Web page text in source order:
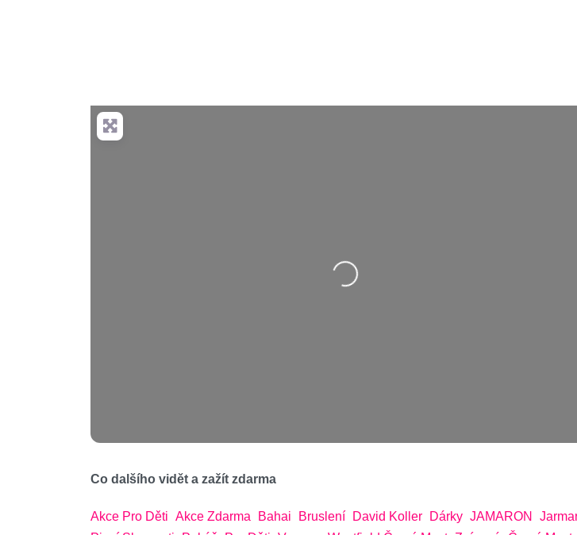
Nahrávání….
Co dalšího vidět a zažít zdarma
Akce Pro Děti Akce Zdarma Bahai Bruslení David Koller Dárky JAMARON